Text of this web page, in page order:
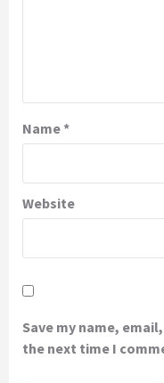
Name*
Website
Save my name,
the next time I